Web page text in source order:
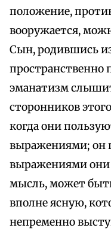
положение,
вооружается,
Сын, родившись
пространственно
эманатизм
сторонников
когда они
выражениями; он
выражениями
мысль, может
вполне ясную,
непременно